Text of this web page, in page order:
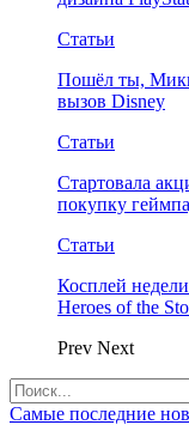
Статьи
Пошёл ты,
вызов Disney
Статьи
Стартовала
покупку
Статьи
Косплей
Heroes of the
Prev Next
Самые последние